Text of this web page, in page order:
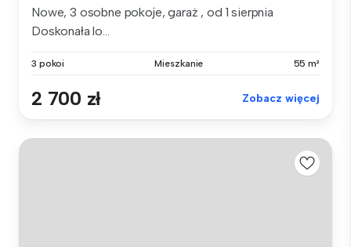
Nowe, 3 osobne pokoje, garaż , od 1 sierpnia
Doskonała lo...
3 pokoi Mieszkanie 55 m²
2 700 zł Zobacz więcej